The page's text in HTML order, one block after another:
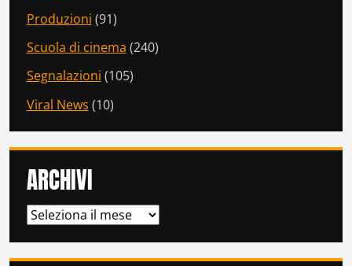
Produzioni (91)
Scuola di cinema (240)
Segnalazioni (105)
Viral News (10)
ARCHIVI
ARCHIVI